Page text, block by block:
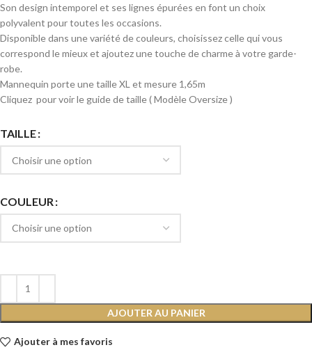
Son design intemporel et ses lignes épurées en font un choix
polyvalent pour toutes les occasions.
Disponible dans une variété de couleurs, choisissez celle qui vous
correspond le mieux et ajoutez une touche de charme à votre garde-
robe.
Mannequin porte une taille XL et mesure 1,65m
Cliquez pour voir le guide de taille ( Modèle Oversize )
TAILLE
COULEUR
AJOUTER AU PANIER
Ajouter à mes favoris